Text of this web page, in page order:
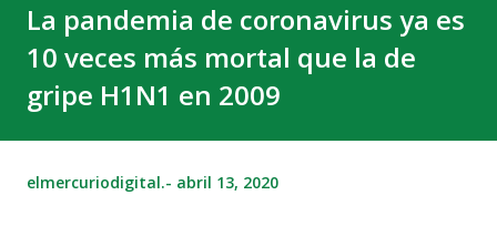
La pandemia de coronavirus ya es
10 veces más mortal que la de
gripe H1N1 en 2009
elmercuriodigital.- abril 13, 2020